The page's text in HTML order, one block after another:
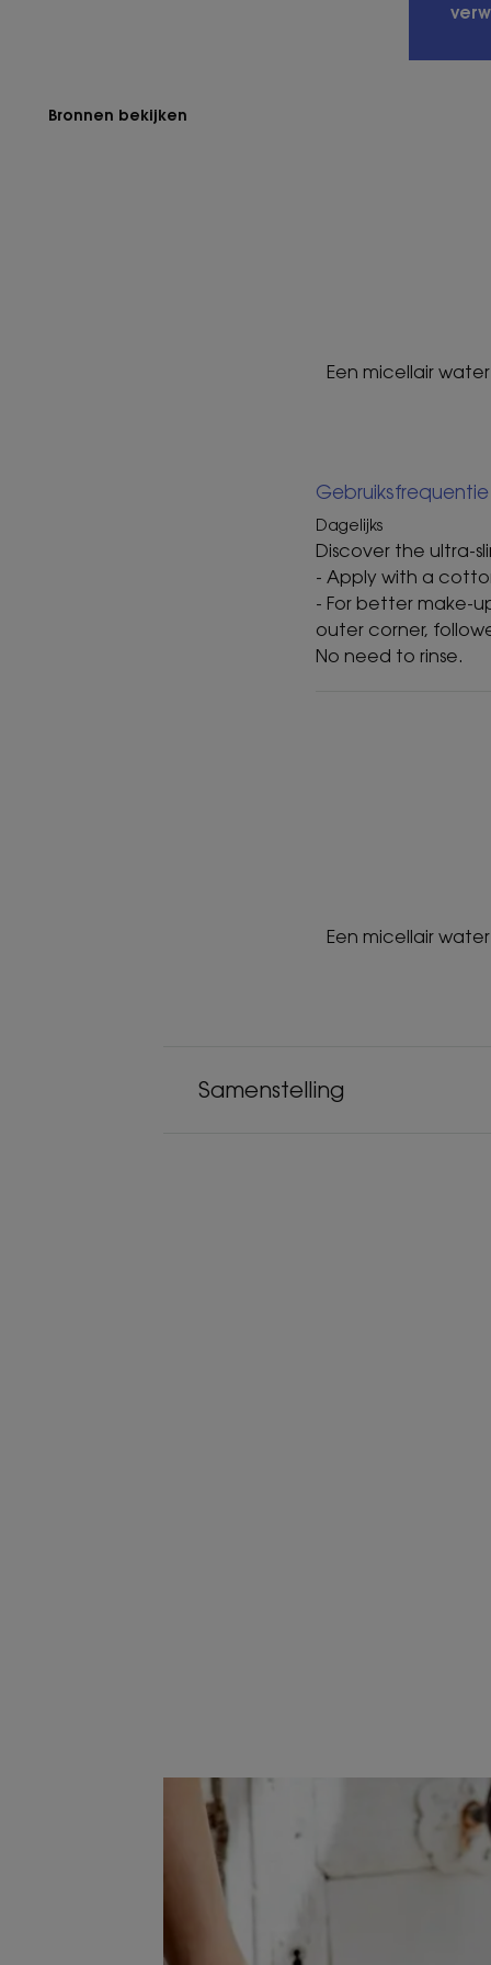
Bronnen bekijken
Een micellair
Gebruiksfrequentie
Dagelijks
Discover the ultra-
- Apply with a
- For better make-
outer corner,
No need to rinse.
Een micellair
Samenstelling